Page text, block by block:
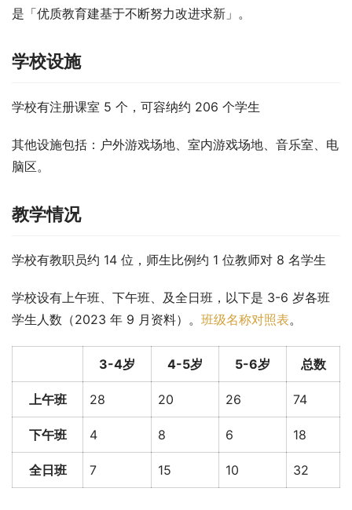
是「优质教育建基于不断努力改进求新」。
学校设施
学校有注册课室 5 个，可容纳约 206 个学生
其他设施包括：户外游戏场地、室内游戏场地、音乐室、电
脑区。
教学情况
学校有教职员约 14 位，师生比例约 1 位教师对 8 名学生
学校设有上午班、下午班、及全日班，以下是 3-6 岁各班
学生人数（2023 年 9 月资料）。 班级名称对照表。
3-4岁 4-5岁 5-6岁 总数
上午班 28 20 26 74
下午班 4 8 6 18
全日班 7 15 10 32